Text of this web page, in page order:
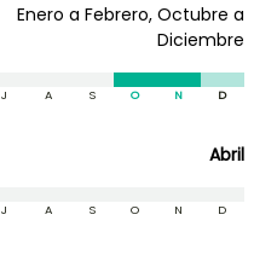
Enero a Febrero, Octubre a
Diciembre
J A S O N D
Abril
J A S O N D